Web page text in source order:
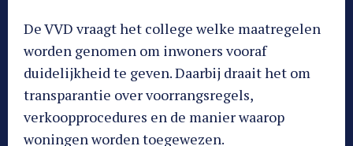
De VVD vraagt het college welke maatregelen
worden genomen om inwoners vooraf
duidelijkheid te geven. Daarbij draait het om
transparantie over voorrangsregels,
verkoopprocedures en de manier waarop
woningen worden toegewezen.